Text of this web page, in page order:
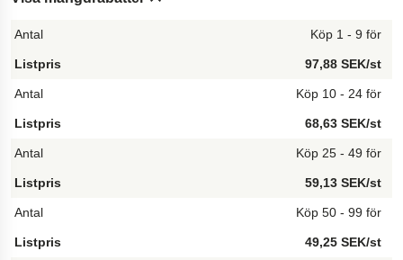
Hide content
Köp 1 - 9 för
97,88 SEK/st
Köp 10 - 24 för
68,63 SEK/st
Köp 25 - 49 för
59,13 SEK/st
Köp 50 - 99 för
49,25 SEK/st